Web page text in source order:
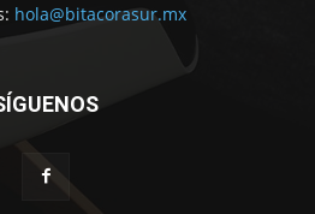
hola@bitacorasur.mx